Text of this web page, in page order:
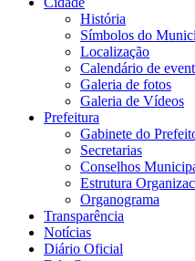
História
Símbolos do
Localização
Calendário de
Galeria de fotos
Galeria de Vídeos
Prefeitura
Gabinete do
Secretarias
Conselhos
Estrutura
Organograma
Transparência
Notícias
Diário Oficial